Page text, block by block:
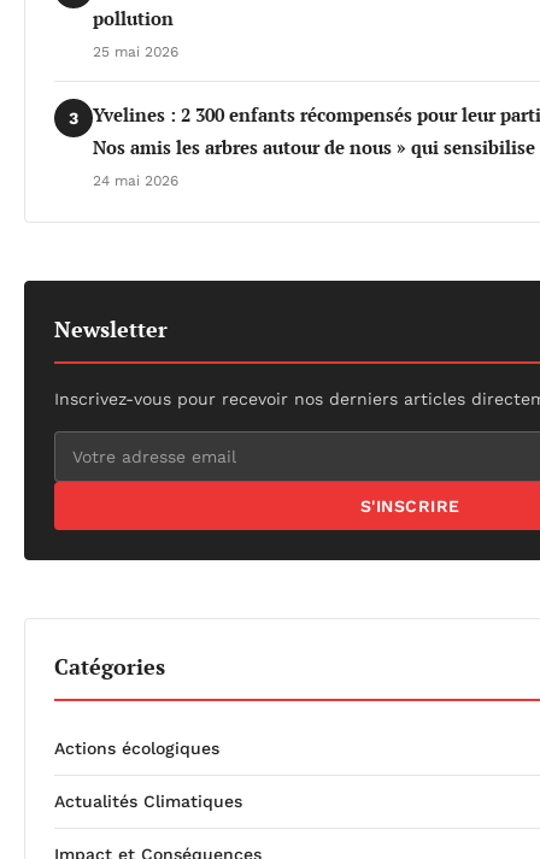
pollution
25 mai 2026
3
Yvelines : 2 300 enfants récompensés pour leur
Nos amis les arbres autour de nous » qui
24 mai 2026
Newsletter
Inscrivez-vous pour recevoir nos derniers articles
S'INSCRIRE
Catégories
Actions écologiques
Actualités Climatiques
Impact et Conséquences